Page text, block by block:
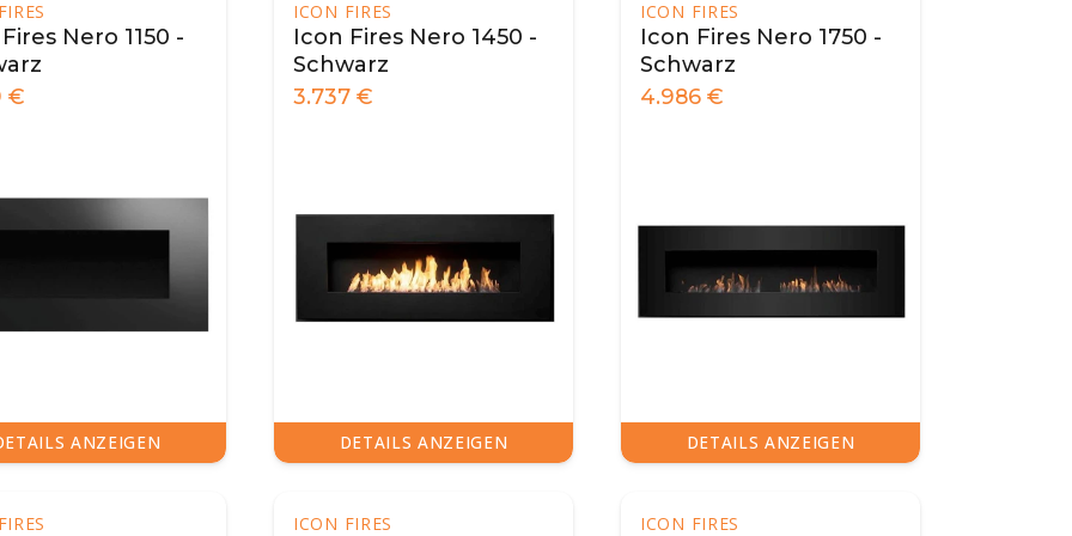
Nero 1150 -
€
ANZEIGEN
ICON FIRES
Icon Fires Nero 1450 -
Schwarz
3.737 €
DETAILS ANZEIGEN
ICON FIRES
Icon Fires Nero 1750 -
Schwarz
4.986 €
DETAILS ANZEIGEN
ICON FIRES ICON FIRES